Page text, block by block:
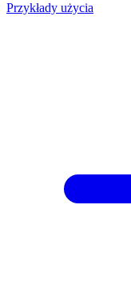
Przykłady użycia